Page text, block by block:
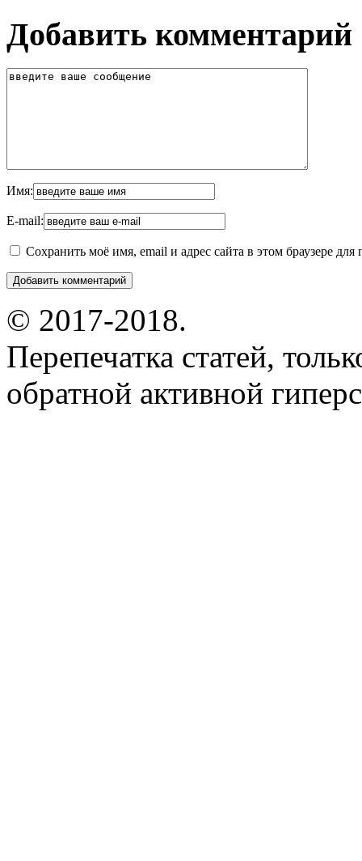
Добавить комментарий
Имя:
E-mail:
Сохранить моё имя, email и адрес сайта в этом браузере
© 2017-2018.
Перепечатка статей,
обратной активной